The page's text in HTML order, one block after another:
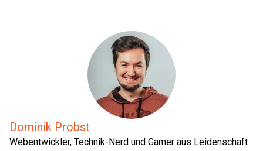
Dominik Probst
Webentwickler, Technik-Nerd und Gamer aus Leidenschaft